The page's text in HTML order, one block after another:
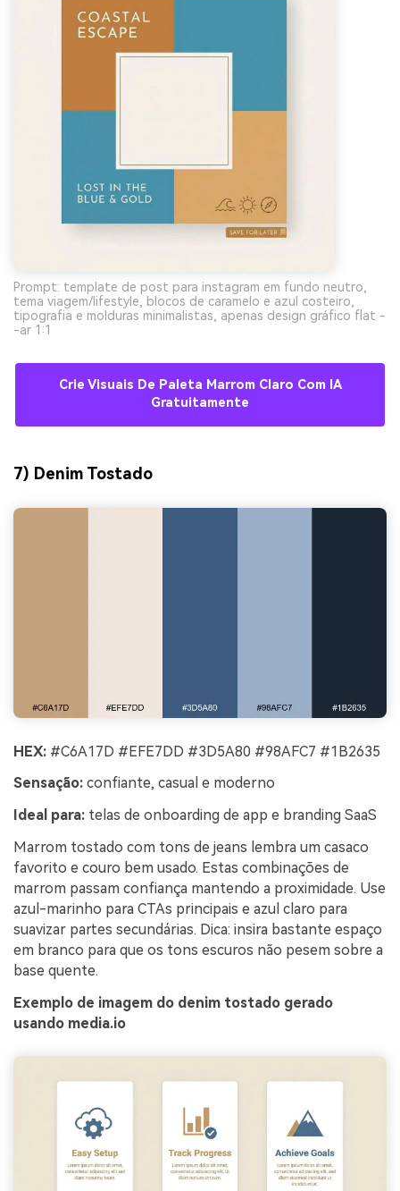
Prompt: template de post para instagram em fundo neutro,
tema viagem/lifestyle, blocos de caramelo e azul costeiro,
tipografia e molduras minimalistas, apenas design gráfico flat -
-ar 1:1
Crie Visuais De Paleta Marrom Claro Com IA
Gratuitamente
7) Denim Tostado
HEX: #C6A17D #EFE7DD #3D5A80 #98AFC7 #1B2635
Sensação: confiante, casual e moderno
Ideal para: telas de onboarding de app e branding SaaS
Marrom tostado com tons de jeans lembra um casaco
favorito e couro bem usado. Estas combinações de
marrom passam confiança mantendo a proximidade. Use
azul-marinho para CTAs principais e azul claro para
suavizar partes secundárias. Dica: insira bastante espaço
em branco para que os tons escuros não pesem sobre a
base quente.
Exemplo de imagem do denim tostado gerado
usando media.io